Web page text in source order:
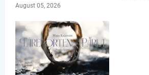
August 05, 2026